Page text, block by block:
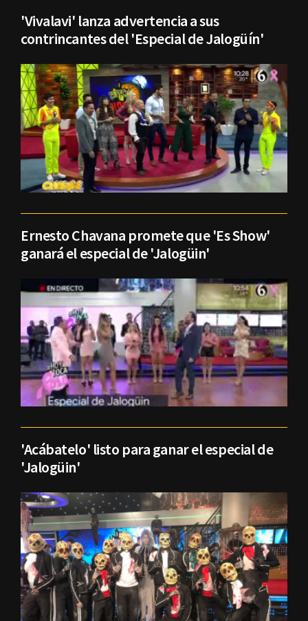
'Vivalavi' lanza advertencia a sus
contrincantes del 'Especial de Jalogüín'
Ernesto Chavana promete que 'Es Show'
ganará el especial de 'Jalogüin'
'Acábatelo' listo para ganar el especial de
'Jalogüin'